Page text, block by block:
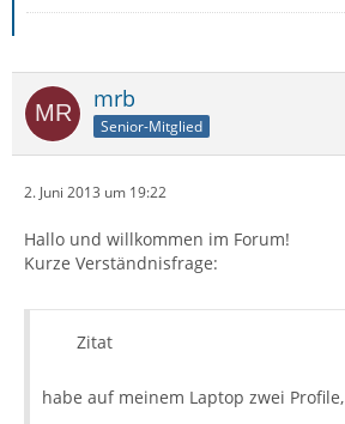
mrb
Senior-Mitglied
2. Juni 2013 um 19:22
Hallo und willkommen im Forum!
Kurze Verständnisfrage:
Zitat
habe auf meinem Laptop zwei Profile,